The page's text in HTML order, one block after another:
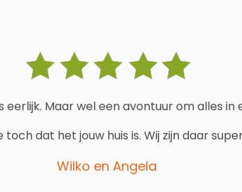
eerlijk. Maar wel een avontuur om alles
dat het jouw huis is. Wij zijn daar
Wilko en Angela